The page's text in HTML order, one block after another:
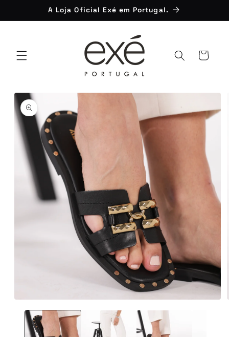
conteúdo
A Loja Oficial Exé em Portugal.
Carrinho
informação
do produto
conteúdo
multimédia